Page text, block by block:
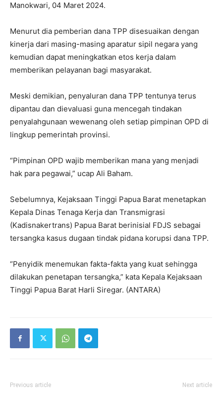
Manokwari, 04 Maret 2024.
Menurut dia pemberian dana TPP disesuaikan dengan
kinerja dari masing-masing aparatur sipil negara yang
kemudian dapat meningkatkan etos kerja dalam
memberikan pelayanan bagi masyarakat.
Meski demikian, penyaluran dana TPP tentunya terus
dipantau dan dievaluasi guna mencegah tindakan
penyalahgunaan wewenang oleh setiap pimpinan OPD di
lingkup pemerintah provinsi.
“Pimpinan OPD wajib memberikan mana yang menjadi
hak para pegawai,” ucap Ali Baham.
Sebelumnya, Kejaksaan Tinggi Papua Barat menetapkan
Kepala Dinas Tenaga Kerja dan Transmigrasi
(Kadisnakertrans) Papua Barat berinisial FDJS sebagai
tersangka kasus dugaan tindak pidana korupsi dana TPP.
“Penyidik menemukan fakta-fakta yang kuat sehingga
dilakukan penetapan tersangka,” kata Kepala Kejaksaan
Tinggi Papua Barat Harli Siregar. (ANTARA)
Previous article Next article